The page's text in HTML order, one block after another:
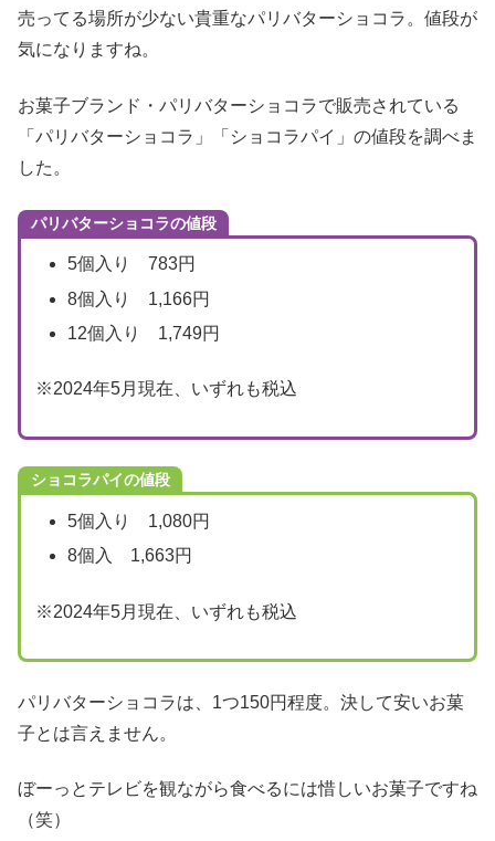
売ってる場所が少ない貴重なパリバターショコラ。値段が
気になりますね。
お菓子ブランド・パリバターショコラで販売されている
「パリバターショコラ」「ショコラパイ」の値段を調べま
した。
パリバターショコラの値段
5個入り 783円
8個入り 1,166円
12個入り 1,749円
※2024年5月現在、いずれも税込
ショコラパイの値段
5個入り 1,080円
8個入 1,663円
※2024年5月現在、いずれも税込
パリバターショコラは、1つ150円程度。決して安いお菓
子とは言えません。
ぼーっとテレビを観ながら食べるには惜しいお菓子ですね
（笑）